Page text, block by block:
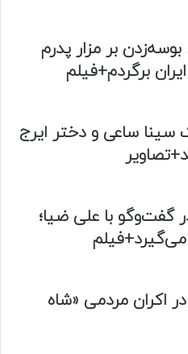
بر مزار پدرم
برگردم+فیلم
ساعی و دختر ایرج
با علی ضیا؛